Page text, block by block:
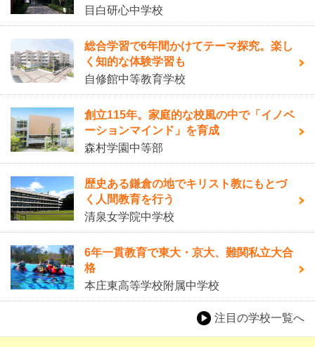
目白研心中学校
総合学習で6年間かけてテーマ探究。楽し
く知的な体験学習も
自修館中等教育学校
創立115年。家庭的な校風の中で「イノベ
ーションマインド」を育成
森村学園中等部
歴史ある鎌倉の地でキリスト教にもとづ
く人間教育を行う
清泉女学院中学校
6年一貫教育で東大・京大、難関私立大合
格
本庄東高等学校附属中学校
注目の学校一覧へ